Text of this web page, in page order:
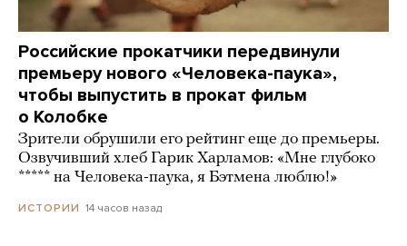
Российские прокатчики передвинули
премьеру нового «Человека-паука»,
чтобы выпустить в прокат фильм
о Колобке
Зрители обрушили его рейтинг еще до премьеры.
Озвучивший хлеб Гарик Харламов: «Мне глубоко
***** на Человека-паука, я Бэтмена люблю!»
ИСТОРИИ 14 часов назад